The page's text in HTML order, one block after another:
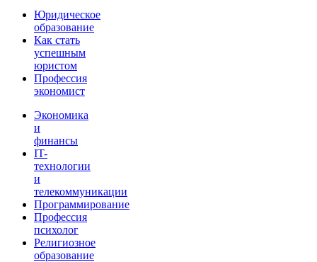
Юридическое
образование
Как стать
успешным
юристом
Профессия
экономист
Экономика
и
финансы
IT-
технологии
и
телекоммуникации
Программирование
Профессия
психолог
Религиозное
образование